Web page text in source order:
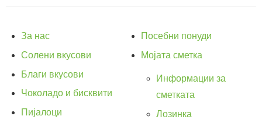
За нас
Солени вкусови
Благи вкусови
Чоколадо и бисквити
Пијалоци
Посебни понуди
Мојата сметка
Информации за
сметката
Лозинка